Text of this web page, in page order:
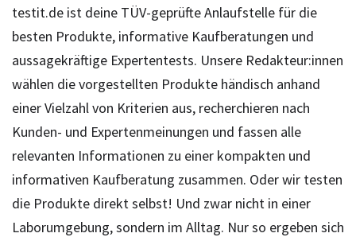
testit.de ist deine TÜV-geprüfte Anlaufstelle für die
besten Produkte, informative Kaufberatungen und
aussagekräftige Expertentests. Unsere Redakteur:innen
wählen die vorgestellten Produkte händisch anhand
einer Vielzahl von Kriterien aus, recherchieren nach
Kunden- und Expertenmeinungen und fassen alle
relevanten Informationen zu einer kompakten und
informativen Kaufberatung zusammen. Oder wir testen
die Produkte direkt selbst! Und zwar nicht in einer
Laborumgebung, sondern im Alltag. Nur so ergeben sich